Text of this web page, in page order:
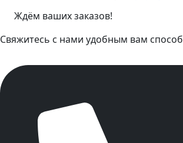
Ждём ваших заказов!
Свяжитесь с нами удобным вам